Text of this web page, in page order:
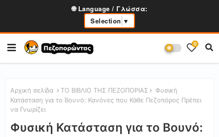
🌐 Language / Γλώσσα:
Selection ▼
0
Αρχική σελίδα ΤΟ ΒΙΒΛΙΟ ΤΗΣ ΠΕΖΟΠΟΡΙΑΣ
Φυσική
Κατάσταση για το Βουνό: Κανόνες που Κάθε Πεζοπόρος Πρέπει
να Γνωρίζει
Φυσική Κατάσταση για το Βουνό: